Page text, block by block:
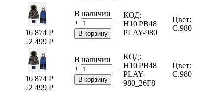
16 874 Р
22 499 Р
В наличии
+
−
В корзину
КОД:
H10 PB48
PLAY-980
Цвет:
C.980
16 874 Р
22 499 Р
В наличии
+
−
В корзину
КОД:
H10 PB48
PLAY-
980_26F8
Цвет:
C.980